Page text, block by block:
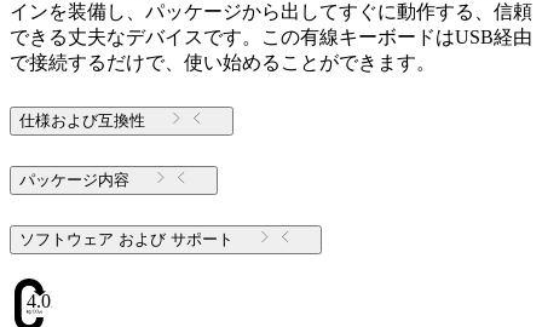
インを装備し、パッケージから出してすぐに動作する、信頼
できる丈夫なデバイスです。この有線キーボードはUSB経由
で接続するだけで、使い始めることができます。
仕様および互換性
パッケージ内容
ソフトウェア および サポート
4.02